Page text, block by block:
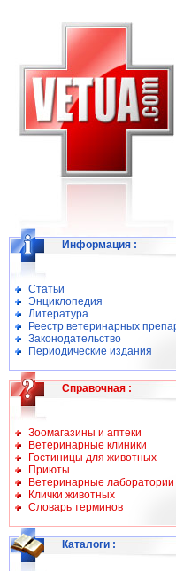
Информация :
Статьи
Энциклопедия
Литература
Реестр ветеринарных
Законодательство
Периодические издания
Справочная :
Зоомагазины и аптеки
Ветеринарные клиники
Гостиницы для животных
Приюты
Ветеринарные лаборатории
Клички животных
Словарь терминов
Каталоги :